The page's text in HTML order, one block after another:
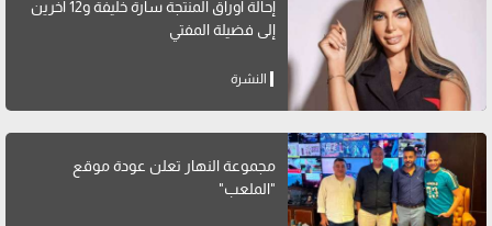
إحالة أوراق المنتجة سارة خليفة و12 آخرين
إلى فضيلة المفتي
النشرة
مجموعة النهار تعلن عودة موقع
"الملعب"